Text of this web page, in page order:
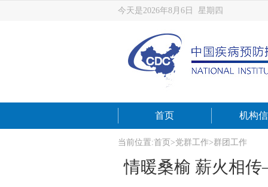
今天是2026年8月6日 星期四
首页 机构
当前位置:首页 >党群工作>群团工作
情暖桑榆 薪火相